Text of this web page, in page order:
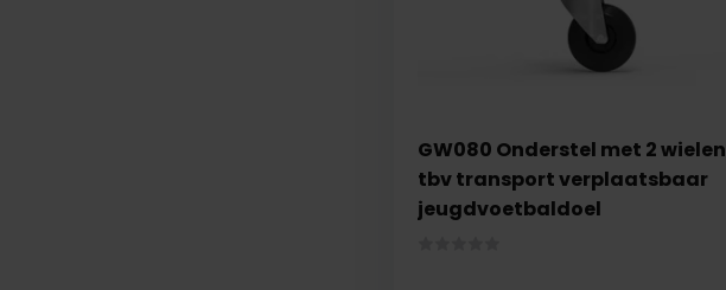
GW080 Onderstel met 2 wielen
tbv transport verplaatsbaar
jeugdvoetbaldoel